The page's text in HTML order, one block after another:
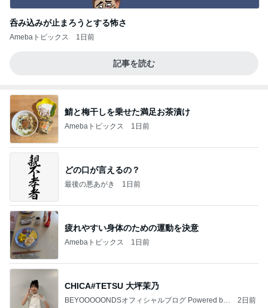
呑み込みが止まろうとする怖さ
Amebaトピックス 1日前
記事を読む
鯖と梅干しを乗せた満足お茶漬け
Amebaトピックス 1日前
どの口が言えるの？
最後の悪あがき 1日前
疲れやすい身体のための運動を決意
Amebaトピックス 1日前
CHICA#TETSU 大坪茉乃
BEYOOOOONDSオフィシャルブログ Powered by
2日前